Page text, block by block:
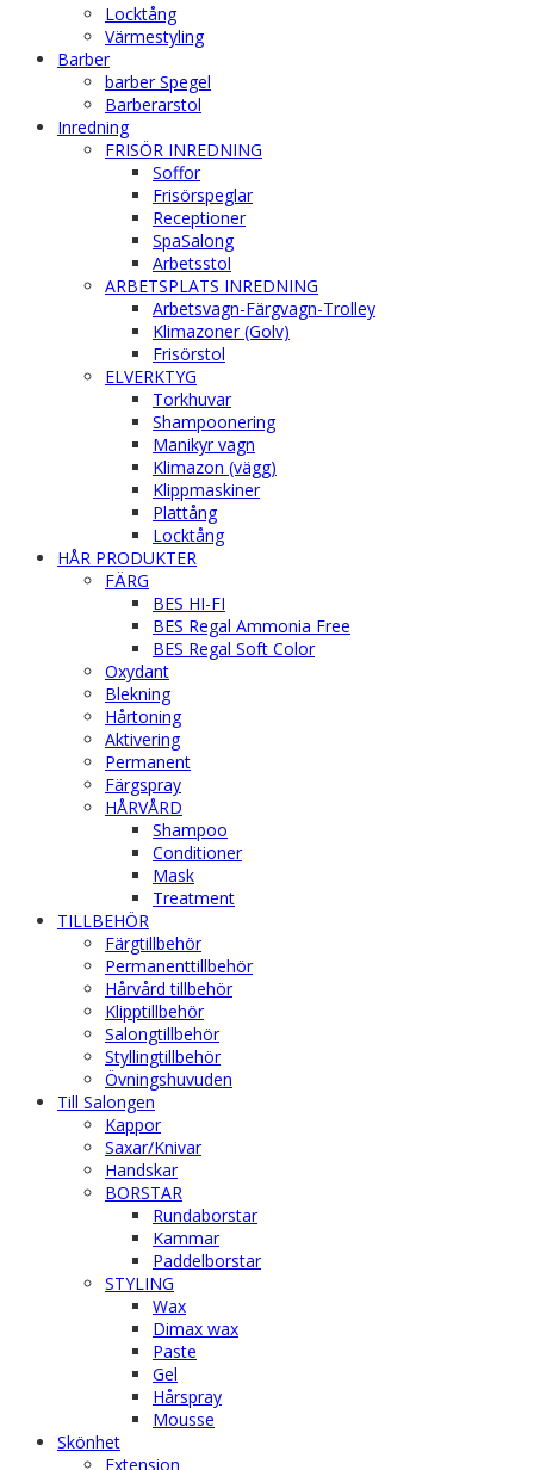
Locktång
Värmestyling
Barber
barber Spegel
Barberarstol
Inredning
FRISÖR INREDNING
Soffor
Frisörspeglar
Receptioner
SpaSalong
Arbetsstol
ARBETSPLATS INREDNING
Arbetsvagn-Färgvagn-Trolley
Klimazoner (Golv)
Frisörstol
ELVERKTYG
Torkhuvar
Shampoonering
Manikyr vagn
Klimazon (vägg)
Klippmaskiner
Plattång
Locktång
HÅR PRODUKTER
FÄRG
BES HI-FI
BES Regal Ammonia Free
BES Regal Soft Color
Oxydant
Blekning
Hårtoning
Aktivering
Permanent
Färgspray
HÅRVÅRD
Shampoo
Conditioner
Mask
Treatment
TILLBEHÖR
Färgtillbehör
Permanenttillbehör
Hårvård tillbehör
Klipptillbehör
Salongtillbehör
Styllingtillbehör
Övningshuvuden
Till Salongen
Kappor
Saxar/Knivar
Handskar
BORSTAR
Rundaborstar
Kammar
Paddelborstar
STYLING
Wax
Dimax wax
Paste
Gel
Hårspray
Mousse
Skönhet
Extension